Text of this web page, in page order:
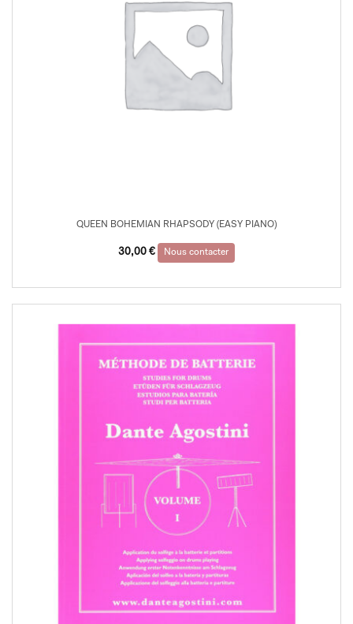
QUEEN BOHEMIAN RHAPSODY (EASY PIANO)
30,00 € Nous contacter